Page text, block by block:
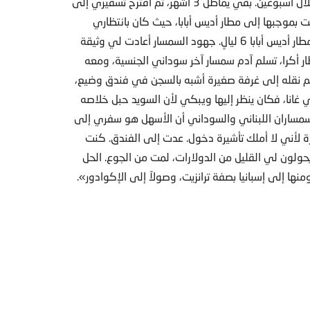
بموجبها إلى مطار أديس أبابا، حيث كان بانتظاري
ضابط أخذ مني وثيقة السفر وألف دولار واختفى. نمت في مطار أديس أبابا 6 ليالٍ. جهود السمسار أعادت لي وثيقة
أكرا، تسلم آدم سمسار آخر سوداني الجنسية، ومعه
نقله إلى غرفة صغيرة أشبه بالسجن في فندق وضيع،
في غانا، فكان ينظر إليها ويبكي لأن السويد حبل خلاصه
اللبناني والسوداني أن الأسهل هو سفري إلى
لأني لا أملك تأشيرة دخول. عدت إلى الفندق. كنت
لي القليل من الدولارات، لمت من الجوع. الحل
إلى إسبانيا بصفة ترانزيت، وصولاً إلى الإكوادور».